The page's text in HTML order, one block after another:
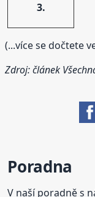
3.
(...více se dočtete
Zdroj: článek
Poradna
V naší poradně s